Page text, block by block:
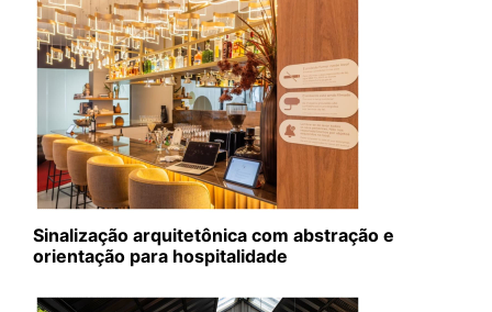
Sinalização arquitetônica com abstração e
orientação para hospitalidade